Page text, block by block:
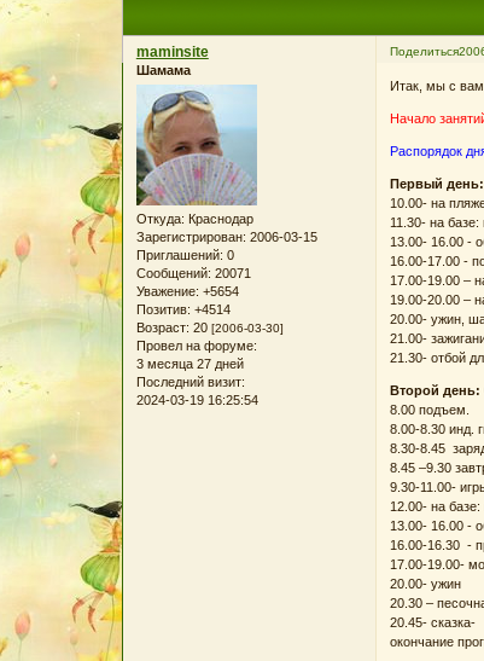
Поделиться
maminsite
Шамама
Откуда: Краснодар
Зарегистрирован: 2006-03-15
Приглашений: 0
Сообщений: 20071
Уважение: +5654
Позитив: +4514
Возраст: 20 [2006-03-30]
Провел на форуме:
3 месяца 27 дней
Последний визит:
2024-03-19 16:25:54
Итак, мы с
Начало
Распорядок
Первый день:
10.00- на
11.30- на
13.00- 16.00 -
16.00-17.00 -
17.00-19.00 –
19.00-20.00 –
20.00- ужин,
21.00-
21.30- отбой
Второй день:
8.00 подъем.
8.00-8.30 инд.
8.30-8.45
8.45 –9.30
9.30-11.00-
12.00- на
13.00- 16.00 -
16.00-16.30 -
17.00-19.00-
20.00- ужин
20.30 –
20.45- сказка-
окончание